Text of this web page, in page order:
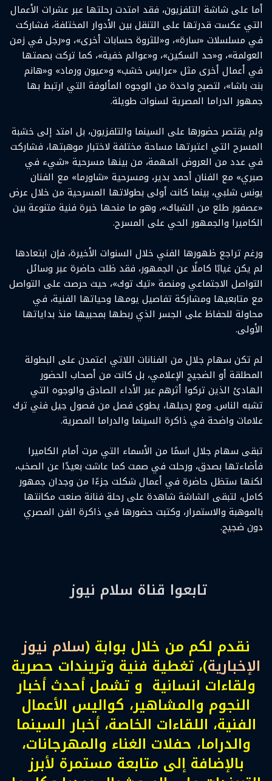
أما على شاشة التلفزيون، فقد امتدت رحلتها عبر عشرات الأعمال
التي عكست قدرتها على التنقل بين الأدوار المختلفة، فشاركت
في مسلسلات «سارة»، و«للثروة حسابات أخرى»، و«رجل في زمن
العولمة»، و«حد السكين»، و«عوالم خفية»، كما تركت بصمتها
في أعمال أخرى مثل «عرايس خشب» و«عيون ورماد» و«هانم
بنت باشا»، لتصبح واحدة من الوجوه المألوفة التي ارتبط بها
جمهور الدراما المصرية لسنوات طويلة.
ولم يقتصر حضورها على السينما والتلفزيون، بل امتد إلى خشبة
المسرح التي اعتبرتها مساحة مختلفة لاختبار موهبتها، فشاركت
في عدد من العروض المهمة، من بينها مسرحية «شيء في
صبري» مع الفنان أحمد بدير، ومسرحية «شاورما» مع الفنان
يونس شلبي، بينما كانت أولى بطولاتها المسرحية من خلال عرض
«عصفور طلع من الشباك»، وهو ما منحها خبرة فنية متنوعة بين
الكاميرا والجمهور الحي على المسرح.
ورغم تراجع ظهورها الفني خلال السنوات الأخيرة، فإن ابتعادها
لم يكن غيابًا كاملًا عن الجمهور، فقد ظلت حاضرة عبر وسائل
التواصل الاجتماعي ومنصة «تيك توك»، حيث حرصت على التواصل
مع متابعيها ومشاركة تفاصيل يومها وحياتها الفنية، في
محاولة للحفاظ على الجسر الذي ربطها بمحبيها منذ بداياتها
الأولى.
لم تكن سهام جلال من الفنانات اللاتي اعتمدن على البطولة
المطلقة أو الضجيج الإعلامي، بل كانت من أصحاب الحضور
الهادئ الذين تركوا أثرهم عبر الأداء الصادق والوجوه التي
تشبه الناس. ومع رحيلها، يطوى فصل من فصول جيل فني ترك
علامات واضحة في ذاكرة السينما والدراما المصرية.
تبقى سهام جلال اسمًا من الأسماء التي مرت أمام الكاميرا
فأضاءتها بصدق، ورحلت في صمت كما عاشت بعيدًا عن الصخب،
لكنها ستظل حاضرة في أعمال شكلت جزءًا من وجدان جمهور
كامل، لتبقى الشاشة شاهدة على رحلة فنانة صنعت مكانتها
بالموهبة والاستمرار، وكتبت حضورها في ذاكرة الفن المصري
دون ضجيج.
تابعوا قناة سلام نيوز
نقدم لكم من خلال بوابة (سلام نيوز
الإخبارية)، تغطية فنية وتريندات حصرية
ولقاءات انسانية و تشمل أحدث أخبار
النجوم والمشاهير، كواليس الأعمال
الفنية، اللقاءات الخاصة، أخبار السينما
والدراما، حفلات الغناء والمهرجانات،
بالإضافة إلى متابعة مستمرة لأبرز